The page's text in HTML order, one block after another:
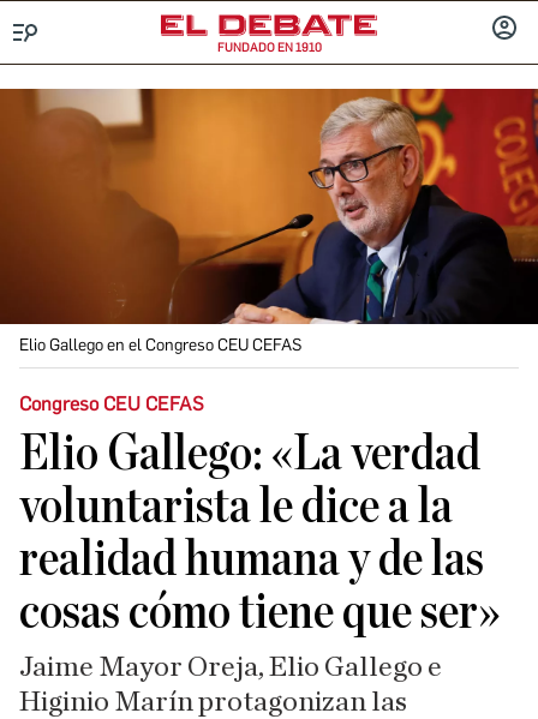
FUNDADO EN 1910
Elio Gallego en el Congreso CEU CEFAS
Congreso CEU CEFAS
Elio Gallego: «La verdad
voluntarista le dice a la
realidad humana y de las
cosas cómo tiene que ser»
Jaime Mayor Oreja, Elio Gallego e
Higinio Marín protagonizan las